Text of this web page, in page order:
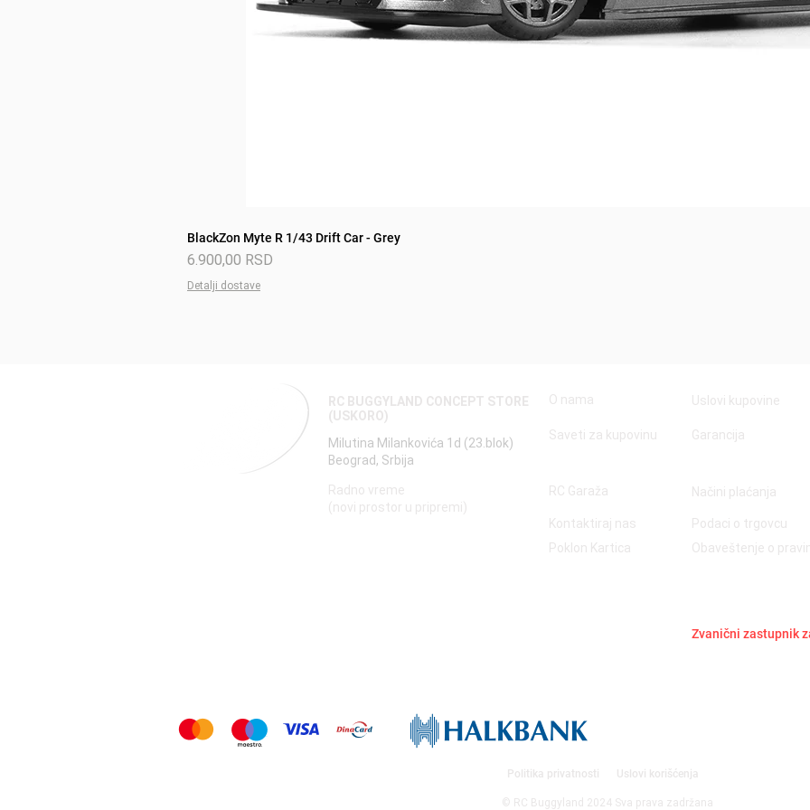
BlackZon Myte R 1/43 Drift Car - Grey
Price
6.900,00 RSD
Detalji dostave
RC BUGGYLAND CONCEPT STORE
(USKORO)
Milutina Milankovića 1d (23.blok)
Beograd, Srbija
Radno vreme
(novi prostor u pripremi)
O nama
Saveti za kupovinu
RC Garaža
Kontaktiraj nas
Poklon Kartica
Uslovi kupovine
Garancija
Načini plaćanja
Podaci o trgovcu
Obaveštenje o
Zvanični zastupnik
Politika privatnosti Uslovi korišćenja
© RC Buggyland 2024 Sva prava zadržana